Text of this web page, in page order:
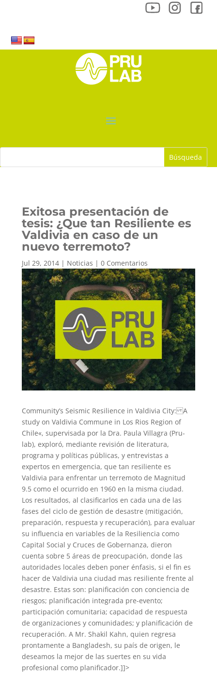
Exitosa presentación de
tesis: ¿Que tan Resiliente es
Valdivia en caso de un
nuevo terremoto?
Jul 29, 2014| Noticias | 0 Comentarios
Community’s Seismic Resilience in Valdivia City: A
study on Valdivia Commune in Los Rios Region of
Chile«, supervisada por la Dra. Paula Villagra (Pru-
lab), exploró, mediante revisión de literatura,
programa y políticas públicas, y entrevistas a
expertos en emergencia, que tan resiliente es
Valdivia para enfrentar un terremoto de Magnitud
9.5 como el ocurrido en 1960 en la misma ciudad.
Los resultados, al clasificarlos en cada una de las
fases del ciclo de gestión de desastre (mitigación,
preparación, respuesta y recuperación), para evaluar
su influencia en variables de la Resiliencia como
Capital Social y Cruces de Gobernanza, dieron
cuenta sobre 5 áreas de preocupación, donde las
autoridades locales deben poner énfasis, si el fin es
hacer de Valdivia una ciudad mas resiliente frente al
desastre. Estas son: planificación con conciencia de
riesgos; planificación integrada pre-evento;
participación comunitaria; capacidad de respuesta
de organizaciones y comunidades; y planificación de
recuperación. A Mr. Shakil Kahn, quien regresa
prontamente a Bangladesh, su país de origen, le
deseamos la mejor de las suertes en su vida
profesional como planificador.]]>